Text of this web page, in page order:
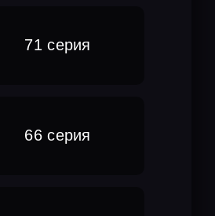
71 серия
66 серия